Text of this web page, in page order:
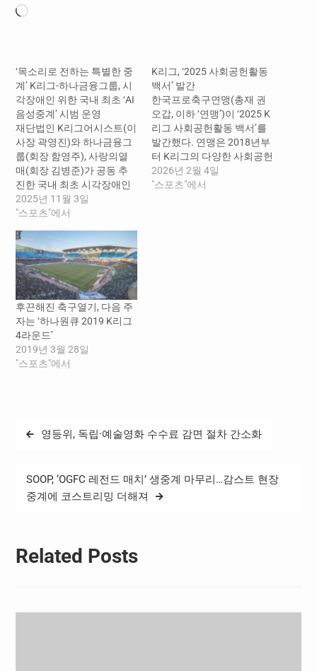
로
‘목소리로 전하는 특별한 중
계’ K리그-하나금융그룹, 시
각장애인 위한 국내 최초 ‘AI
음성중계’ 시범 운영
재단법인 K리그어시스트(이
사장 곽영진)와 하나금융그
룹(회장 함영주), 사랑의열
매(회장 김병준)가 공동 추
진한 국내 최초 시각장애인
대상 ‘AI 음성중계’가 1일(토)
‘하나은행 K리그1 2025’ 35
에서 첫 시범 운영됐다. ‘AI
음성중계’는 인공지능이 경
기 상황을 실시간으로 분석
해 ‘사람의 목소리’로 전달하
는 서비스로, 시각장애인에
게도 경기장의 생동감과 분
위기를 그대로 전달하기 위
해 기획됐다. AI 기술을 활용
해 라이브…
2025년 11월 3일
"스포츠"에서
K리그, ‘2025 사회공헌활동
백서’ 발간
한국프로축구연맹(총재 권
오갑, 이하 ‘연맹’)이 ‘2025 K
리그 사회공헌활동 백서’를
발간했다. 연맹은 2018년부
터 K리그의 다양한 사회공헌
활동과 관련 통계 자료를 체
계적으로 정리한 백서를 매
2026년 2월 4일
"스포츠"에서
후끈해진 축구열기, 다음 주
자는 ‘하나원큐 2019 K리그
4라운드’
2019년 3월 28일
"스포츠"에서
글
영등위, 독립·예술영화 수수료 감면 절차 간소화
SOOP, ‘OGFC 레전드 매치’ 생중계 마무리…감스트 현장
중계에 코스트리밍 더해져
Related Posts